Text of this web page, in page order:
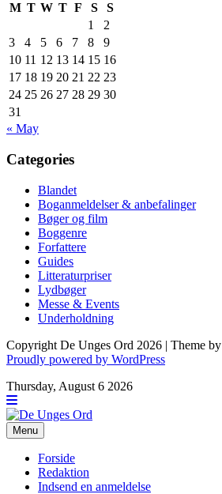
M T W T F S
S
1
2
3
4 5 6 7 8
9
10 11 12 13 14 15 16
17 18 19 20 21 22 23
24 25 26 27 28 29 30
31
« May
Categories
Blandet
Boganmeldelser & anbefalinger
Bøger og film
Boggenre
Forfattere
Guides
Litteraturpriser
Lydbøger
Messe & Events
Underholdning
Copyright De Unges Ord 2026 | Theme by
Proudly powered by WordPress
Thursday, August 6 2026
Menu
Forside
Redaktion
Indsend en anmeldelse